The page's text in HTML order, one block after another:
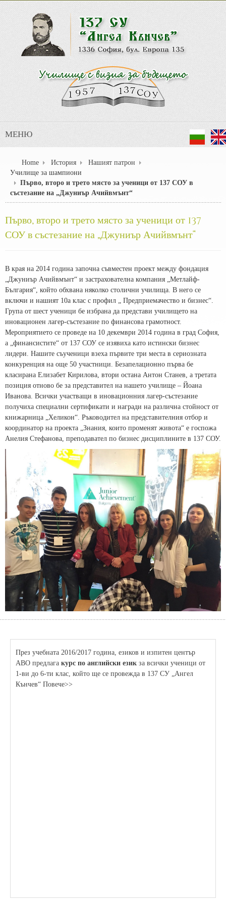
МЕНЮ
Home История
Нашият патрон
Училище за шампиони
Първо, второ и трето място за ученици от 137 СОУ в
състезание на „Джуниър Ачийвмънт“
Първо, второ и трето място за ученици от 137
СОУ в състезание на „Джуниър Ачийвмънт“
В края на 2014 година започна съвместен проект между фондация
„Джуниър Ачийвмънт“ и застрахователна компания „Метлайф-
България“, който обхвана няколко столични училища. В него се
включи и нашият 10а клас с профил „ Предприемачество и бизнес“.
Група от шест ученици бе избрана да представи училището на
иновационен лагер-състезание по финансова грамотност.
Мероприятието се проведе на 10 декември 2014 година в град София,
а „финансистите“ от 137 СОУ се изявиха като истински бизнес
лидери. Нашите съученици взеха първите три места в сериозната
конкуренция на още 50 участници. Безапелационно първа бе
класирана Елизабет Кирилова, втори остана Антон Станев, а третата
позиция отново бе за представител на нашето училище – Йоана
Иванова. Всички участващи в иновационния лагер-състезание
получиха специални сертификати и награди на различна стойност от
книжарница „Хеликон“. Ръководител на представителния отбор и
координатор на проекта „Знания, които променят живота“ е госпожа
Анелия Стефанова, преподавател по бизнес дисциплините в 137 СОУ.
През учебната 2016/2017 година, езиков и изпитен център
АВО предлага курс по английски език за всички ученици от
1-ви до 6-ти клас, който ще се провежда в 137 СУ „Ангел
Кънчев“ Повече>>